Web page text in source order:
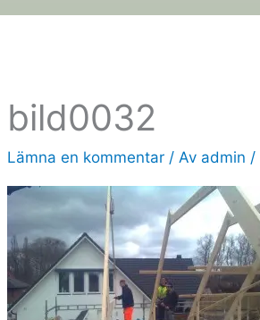
bild0032
Lämna en kommentar / Av admin /